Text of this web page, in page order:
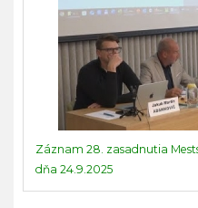
Záznam 28. zasadnutia
dňa 24.9.2025